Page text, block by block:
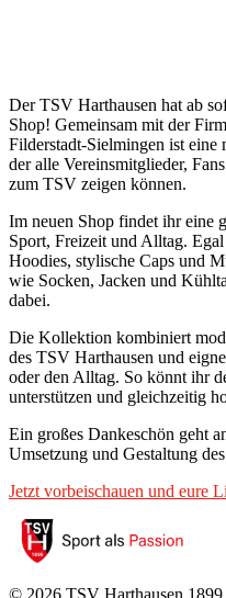
Der TSV Harthausen hat ab
Shop! Gemeinsam mit der
Filderstadt-Sielmingen ist
der alle Vereinsmitglieder,
zum TSV zeigen können.
Im neuen Shop findet ihr eine
Sport, Freizeit und Alltag.
Hoodies, stylische Caps und
wie Socken, Jacken und
dabei.
Die Kollektion kombiniert
des TSV Harthausen und
oder den Alltag. So könnt ihr
unterstützen und gleichzeitig
Ein großes Dankeschön geht
Umsetzung und Gestaltung
Jetzt vorbeischauen und eure
© 2026 TSV Harthausen 1899